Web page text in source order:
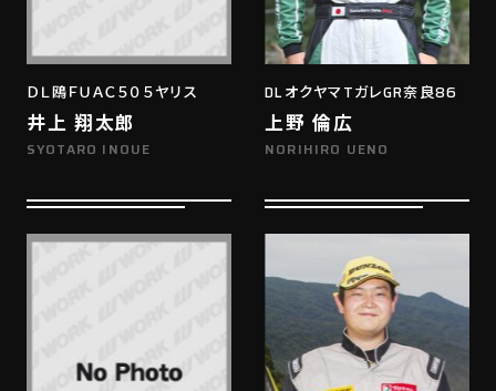
ＤＬ鴎ＦＵＡＣ５０５ヤリス
井上 翔太郎
SYOTARO INOUE
DLオクヤマTガレGR奈良86
上野 倫広
NORIHIRO UENO